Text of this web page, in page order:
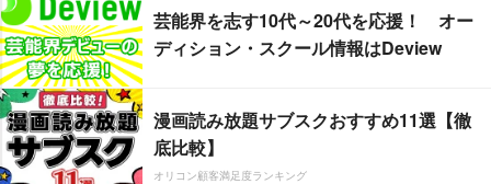
芸能界を志す10代～20代を応援！ オー
ディション・スクール情報はDeview
漫画読み放題サブスクおすすめ11選【徹
底比較】
オリコン顧客満足度ランキング